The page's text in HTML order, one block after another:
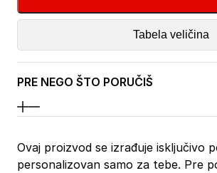
Tabela veličina
PRE NEGO ŠTO PORUČIŠ
Ovaj proizvod se izrađuje isključivo
personalizovan samo za tebe. Pre